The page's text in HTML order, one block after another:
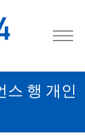
스 행 개인